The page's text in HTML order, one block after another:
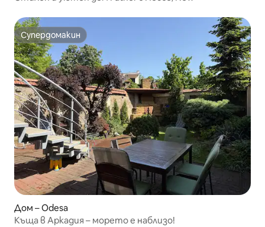
Супердомакин
Супердомакин
Дом – Odesa
Къща в Аркадия – морето е наблизо!